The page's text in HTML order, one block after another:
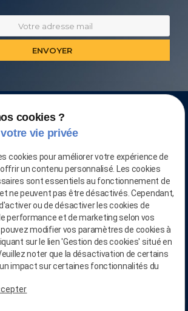
CONTACTEZ-NOUS AU
03.28.04.05.90
Linkedin
cookies ?
vie privée
cookies pour améliorer votre expérience de
un contenu personnalisé. Les cookies
sont essentiels au fonctionnement de
ne peuvent pas être désactivés. Cependant,
ou de désactiver les cookies de
performance et de marketing selon vos
modifier vos paramètres de cookies à
sur le lien 'Gestion des cookies' situé en
noter que la désactivation de certains
impact sur certaines fonctionnalités du